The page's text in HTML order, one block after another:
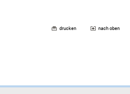
drucken nach oben